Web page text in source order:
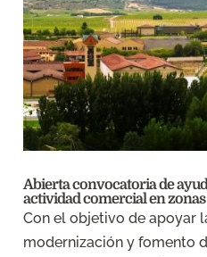
Abierta convocatoria de
actividad comercial en
Con el objetivo de apoyar
modernización y fomento